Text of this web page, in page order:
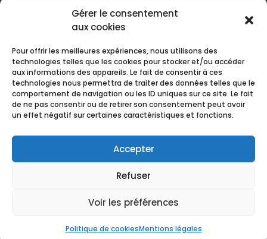
Gérer le consentement
aux cookies
Pour offrir les meilleures expériences, nous utilisons des
technologies telles que les cookies pour stocker et/ou accéder
aux informations des appareils. Le fait de consentir à ces
technologies nous permettra de traiter des données telles que le
comportement de navigation ou les ID uniques sur ce site. Le fait
de ne pas consentir ou de retirer son consentement peut avoir
un effet négatif sur certaines caractéristiques et fonctions.
Accepter
Refuser
Voir les préférences
Politique de cookiesMentions légales
Accueil Contact
Secteurs
RÉALISATION
Recherches fréquentes
Obsèques à Pradines Obsèques à Arcambal
Obsèques à Lamagdelaine
Tous droits réservés